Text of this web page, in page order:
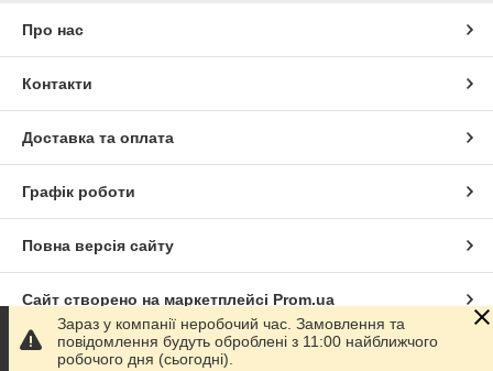
Про нас
Контакти
Доставка та оплата
Графік роботи
Повна версія сайту
Сайт створено на маркетплейсі Prom.ua
Політика конфіденційності
Зараз у компанії неробочий час. Замовлення та
повідомлення будуть оброблені з 11:00 найближчого
робочого дня (сьогодні).